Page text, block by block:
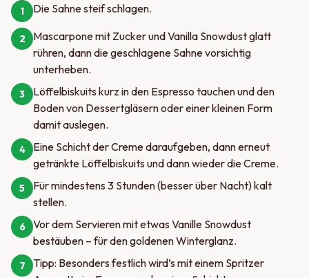
1 Die Sahne steif schlagen.
2
Mascarpone mit Zucker und Vanilla Snowdust glatt
rühren, dann die geschlagene Sahne vorsichtig
unterheben.
3
Löffelbiskuits kurz in den Espresso tauchen und den
Boden von Dessertgläsern oder einer kleinen Form
damit auslegen.
4
Eine Schicht der Creme daraufgeben, dann erneut
getränkte Löffelbiskuits und dann wieder die Creme.
5
Für mindestens 3 Stunden (besser über Nacht) kalt
stellen.
6
Vor dem Servieren mit etwas Vanille Snowdust
bestäuben – für den goldenen Winterglanz.
7
Tipp: Besonders festlich wird’s mit einem Spritzer